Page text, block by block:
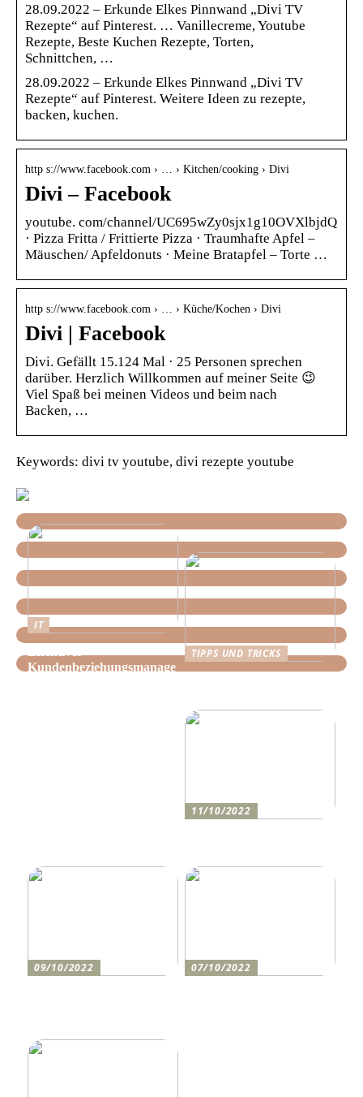
28.09.2022 – Erkunde Elkes Pinnwand „Divi TV
Rezepte“ auf Pinterest. … Vanillecreme, Youtube
Rezepte, Beste Kuchen Rezepte, Torten,
Schnittchen, …
28.09.2022 – Erkunde Elkes Pinnwand „Divi TV
Rezepte“ auf Pinterest. Weitere Ideen zu rezepte,
backen, kuchen.
http s://www.facebook.com › … › Kitchen/cooking › Divi
Divi – Facebook
youtube. com/channel/UC695wZy0sjx1g10OVXlbjdQ
· Pizza Fritta / Frittierte Pizza · Traumhafte Apfel –
Mäuschen/ Apfeldonuts · Meine Bratapfel – Torte …
http s://www.facebook.com › … › Küche/Kochen › Divi
Divi | Facebook
Divi. Gefällt 15.124 Mal · 25 Personen sprechen
darüber. Herzlich Willkommen auf meiner Seite 😉
Viel Spaß bei meinen Videos und beim nach
Backen, …
Keywords: divi tv youtube, divi rezepte youtube
IT
Kundenbeziehungsmanage
TIPPS UND TRICKS
11/10/2022
09/10/2022
07/10/2022